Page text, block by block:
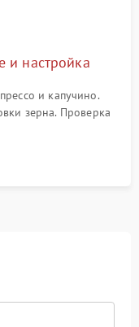
и настройка
и капучино.
зерна. Проверка
напитка и
посторонних